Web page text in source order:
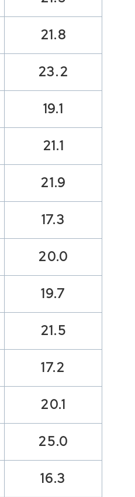
21.8
23.2
19.1
21.1
21.9
17.3
20.0
19.7
21.5
17.2
20.1
25.0
16.3